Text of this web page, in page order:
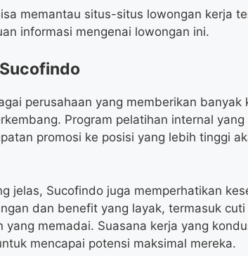
memantau situs-situs lowongan kerja
informasi mengenai lowongan ini.
perusahaan yang memberikan banyak
Program pelatihan internal
promosi ke posisi yang lebih tinggi
jelas, Sucofindo juga memperhatikan
dan benefit yang layak, termasuk
yang memadai. Suasana kerja yang
mencapai potensi maksimal mereka.